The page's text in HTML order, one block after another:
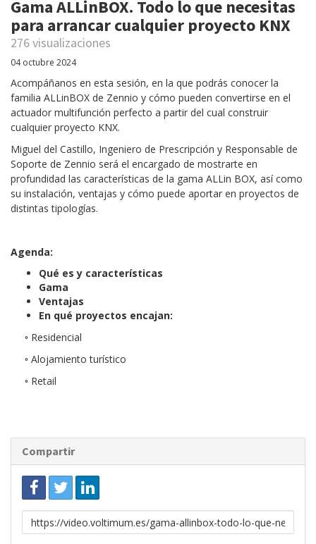
Gama ALLinBOX. Todo lo que necesitas
para arrancar cualquier proyecto KNX
276 visualizaciones
04 octubre 2024
Acompáñanos en esta sesión, en la que podrás conocer la
familia ALLinBOX de Zennio y cómo pueden convertirse en el
actuador multifunción perfecto a partir del cual construir
cualquier proyecto KNX.
Miguel del Castillo, Ingeniero de Prescripción y Responsable de
Soporte de Zennio será el encargado de mostrarte en
profundidad las características de la gama ALLin BOX, así como
su instalación, ventajas y cómo puede aportar en proyectos de
distintas tipologías.
Agenda:
Qué es y características
Gama
Ventajas
En qué proyectos encajan:
◦ Residencial
◦ Alojamiento turístico
◦ Retail
Compartir
Enlace
para